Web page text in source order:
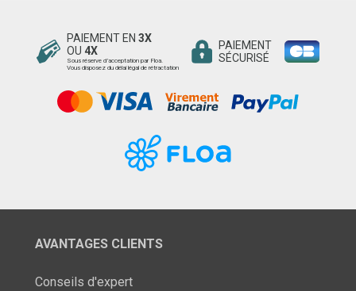
PAIEMENT EN 3X
OU 4X
Sous réserve d’acceptation par Floa.
Vous disposez du délai légal de rétractation
PAIEMENT
SÉCURISÉ
AVANTAGES CLIENTS
Conseils d'expert